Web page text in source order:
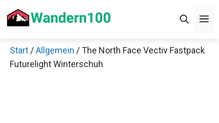
Inhalt
Start /Allgemein / The North Face Vectiv
Fastpack Futurelight Winterschuh
Decathlon Sale